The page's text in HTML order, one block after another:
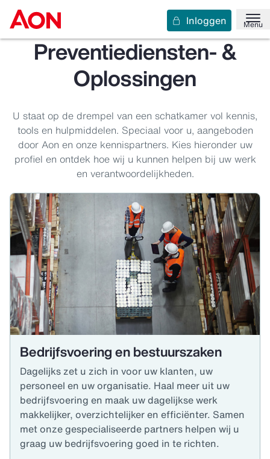
Menu
Inloggen
Preventiediensten- &
Oplossingen
U staat op de drempel van een schatkamer vol kennis,
tools en hulpmiddelen. Speciaal voor u, aangeboden
door Aon en onze kennispartners. Kies hieronder uw
profiel en ontdek hoe wij u kunnen helpen bij uw werk
en verantwoordelijkheden.
Bedrijfsvoering en bestuurszaken
Dagelijks zet u zich in voor uw klanten, uw
personeel en uw organisatie. Haal meer uit uw
bedrijfsvoering en maak uw dagelijkse werk
makkelijker, overzichtelijker en efficiënter. Samen
met onze gespecialiseerde partners helpen wij u
graag uw bedrijfsvoering goed in te richten.